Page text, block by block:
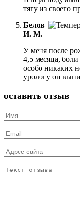
тягу из своего
Белов
И. М.
У меня после
4,5 месяца, боли
особо никаких
урологу он
оставить отзыв